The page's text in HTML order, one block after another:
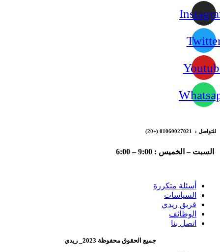
للتواصل : 01060027021 (+20)
السبت – الخميس : 9:00 – 6:00
أسئلة متكررة
السياسات
فريق ريدي
الوظائف
اتصل بنا
جميع الحقوق محفوظة 2023_ ريدي